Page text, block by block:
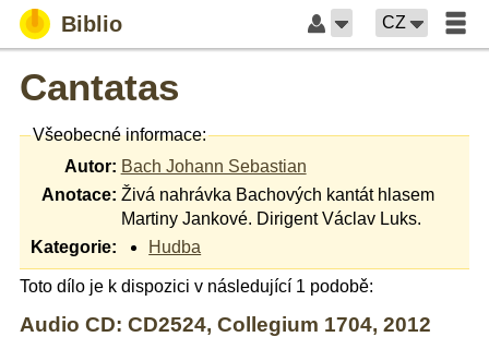
Biblio CZ
Cantatas
Všeobecné informace:
Autor: Bach Johann Sebastian
Anotace: Živá nahrávka Bachových kantát hlasem
Martiny Jankové. Dirigent Václav Luks.
Kategorie:
Hudba
Toto dílo je k dispozici v následující 1 podobě:
Audio CD: CD2524, Collegium 1704, 2012